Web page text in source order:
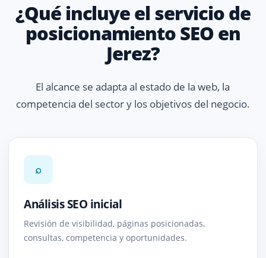
¿Qué incluye el servicio de
posicionamiento SEO en
Jerez?
El alcance se adapta al estado de la web, la
competencia del sector y los objetivos del negocio.
⌕
Análisis SEO inicial
Revisión de visibilidad, páginas posicionadas,
consultas, competencia y oportunidades.